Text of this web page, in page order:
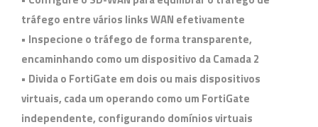
tráfego entre vários links WAN efetivamente
• Inspecione o tráfego de forma transparente,
encaminhando como um dispositivo da Camada 2
• Divida o FortiGate em dois ou mais dispositivos
virtuais, cada um operando como um FortiGate
independente, configurando domínios virtuais